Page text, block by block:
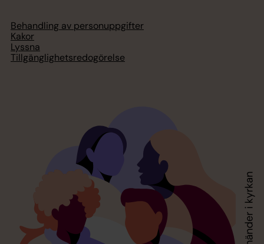
Behandling av personuppgifter
Kakor
Lyssna
Tillgänglighetsredogörelse